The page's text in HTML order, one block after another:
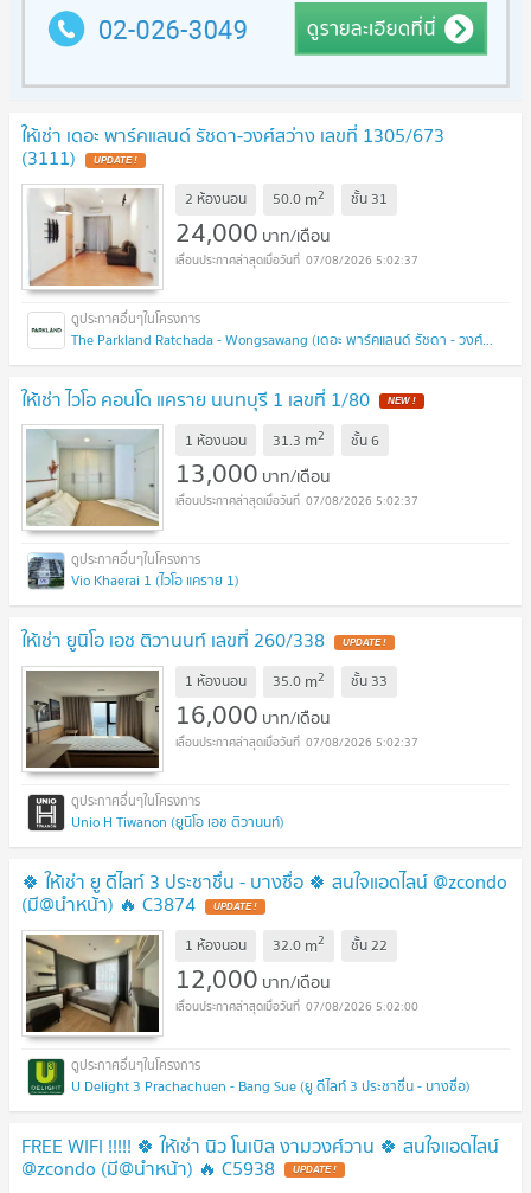
ให้เช่า เดอะ พาร์คแลนด์ รัชดา-วงศ์สว่าง เลขที่ 1305/673
(3111)
2 ห้องนอน 50.0 m2 ชั้น 31
24,000 บาท/เดือน
07/08/2026 5:02:37
The Parkland Ratchada - Wongsawang (เดอะ พาร์คแลนด์ รัชดา - วงศ์สว่าง)
ให้เช่า ไวโอ คอนโด แคราย นนทบุรี 1 เลขที่ 1/80
1 ห้องนอน 31.3 m2 ชั้น6
13,000 บาท/เดือน
07/08/2026 5:02:37
Vio Khaerai 1 (ไวโอ แคราย 1)
ให้เช่า ยูนิโอ เอช ติวานนท์ เลขที่ 260/338
1 ห้องนอน 35.0 m2 ชั้น 33
16,000 บาท/เดือน
07/08/2026 5:02:37
Unio H Tiwanon (ยูนิโอ เอช ติวานนท์)
🍀 ให้เช่า ยู ดีไลท์ 3 ประชาชื่น - บางซื่อ 🍀 สนใจแอดไลน์ @zcondo
(มี@นำหน้า) 🔥 C3874
1 ห้องนอน 32.0 m2 ชั้น22
12,000 บาท/เดือน
07/08/2026 5:02:00
U Delight 3 Prachachuen - Bang Sue (ยู ดีไลท์ 3 ประชาชื่น - บางซื่อ)
FREE WIFI !!!!! 🍀 ให้เช่า นิว โนเบิล งามวงศ์วาน 🍀 สนใจแอดไลน์
@zcondo (มี@นำหน้า) 🔥 C5938